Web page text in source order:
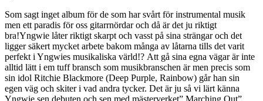
Som sagt inget album för de som har svårt för instrumental musik
men ett paradis för oss gitarrnördar och då är det ju riktigt
bra!Yngwie låter riktigt skarpt och vasst på sina strängar och det
ligger säkert mycket arbete bakom många av låtarna tills det varit
perfekt i Yngwies musikaliska värld!? Att gå sina egna vägar är inte
alltid lätt i em tuff bransch som musikbranschen är men precis som
sin idol Ritchie Blackmore (Deep Purple, Rainbow) går han sin
egen väg och skiter i vad andra tycker. Det är ju så vi lärt känna
Yngwie sen debuten och sen med mästerverket” Marching Out”.